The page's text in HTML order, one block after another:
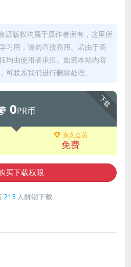
源版权均属于原作者所有，这里所
习用，请勿直接商用。若由于商
均由使用者承担。如若本站内容
可联系我们进行删除处理。
下载
0PR币
永久会员
免费
买下载权限
213 人解锁下载